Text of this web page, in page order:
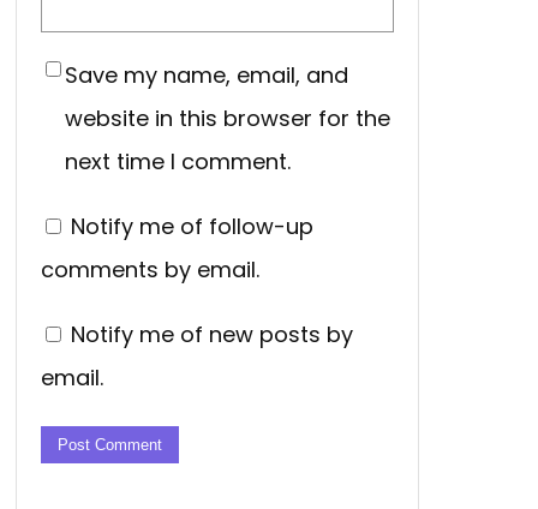
Save my name, email, and
website in this browser for the
next time I comment.
Notify me of follow-up
comments by email.
Notify me of new posts by
email.